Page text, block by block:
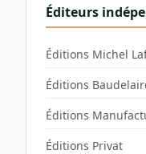
Éditeurs
Éditions Michel
Éditions
Éditions
Éditions Privat